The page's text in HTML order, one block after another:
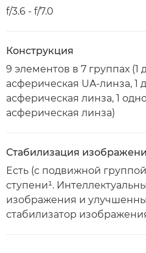
f/3.6 - f/7.0
Конструкция
9 элементов в 7 группах (1
асферическая UA-линза, 1
асферическая линза, 1
асферическая линза)
Стабилизация
Есть (с подвижной
ступени¹.
изображения и
стабилизатор